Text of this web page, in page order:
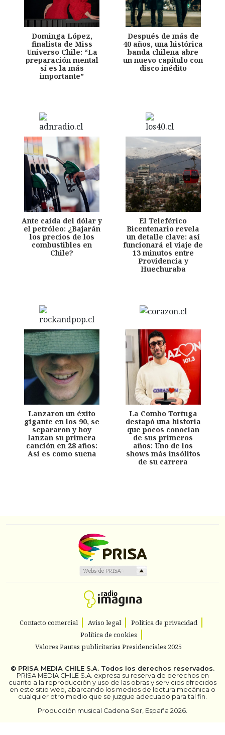
Dominga López,
finalista de Miss
Universo Chile: “La
preparación mental
sí es la más
importante”
Después de más de
40 años, una histórica
banda chilena abre
un nuevo capítulo con
disco inédito
Ante caída del dólar y
el petróleo: ¿Bajarán
los precios de los
combustibles en
Chile?
El Teleférico
Bicentenario revela
un detalle clave: así
funcionará el viaje de
13 minutos entre
Providencia y
Huechuraba
Lanzaron un éxito
gigante en los 90, se
separaron y hoy
lanzan su primera
canción en 28 años:
Así es como suena
La Combo Tortuga
destapó una historia
que pocos conocían
de sus primeros
años: Uno de los
shows más insólitos
de su carrera
Contacto comercial Aviso legal
Política de privacidad
Política de cookies
Valores Pautas publicitarias Presidenciales 2025
© PRISA MEDIA CHILE S.A. Todos los derechos reservados.
PRISA MEDIA CHILE S.A. expresa su reserva de derechos en
cuanto a la reproducción y uso de las obras y servicios ofrecidos
en este sitio web, abarcando los medios de lectura mecánica o
cualquier otro medio que se juzgue adecuado para tal fin.
Producción musical Cadena Ser, España 2026.